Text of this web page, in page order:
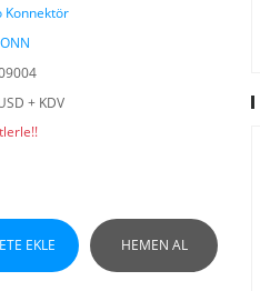
Konnektör
+ KDV
EKLE HEMEN AL